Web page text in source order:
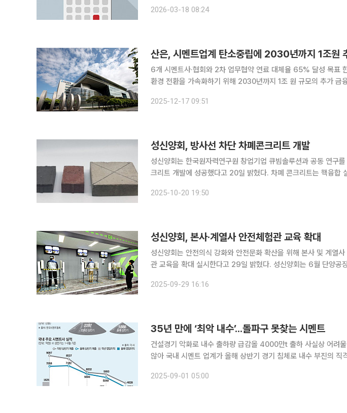
2026-03-18 08:24
산은, 시멘트업계 탄소중립에 2030년까지 1조원
6개 시멘트사·협회와 2차 업무협약 연료 대체율 65% 달성 목표 한국산업은행이 시멘트 산업의 친
환경 전환을 가속화하기 위해 2030년까지 1조 원 규모의 추가 금융 지원에 나
멘트)와 ‘제2차 시멘트 산업의 탄소중립 구현을 위한 산업·금융 협
2025-12-17 09:51
성신양회, 방사선 차단 차폐콘크리트 개발
성신양회는 한국원자력연구원 창업기업 큐빔솔루션과 공동 연구
크리트 개발에 성공했다고 20일 밝혔다. 차폐 콘크리트는 핵융합 실험실, 소형모듈원자로, 가속기,
콘크리트를 말한다. 차폐를 필요로 하는 구조물엔 필수적으로 사용
2025-10-20 19:50
성신양회, 본사·계열사 안전체험관 교육 확대
성신양회는 안전의식 강화와 안전문화 확산을 위해 본사 및 계열
관 교육을 확대 실시한다고 29일 밝혔다. 성신양회는 6월 단양공장 내에 ‘안전체험관’을 개관하고,
행해왔다. 이론교육과 함께 밀폐, 화재, 감전, 고소 작업 등 현장 중
2025-09-29 16:16
35년 만에 ‘최악 내수’...돌파구 못찾는 시멘트
건설경기 악화로 내수 출하량 급감올 4000만t 출하 사실상 어려
않아 국내 시멘트 업계가 올해 상반기 경기 침체로 내수 부진의 직격탄을 맞고 있다. 업계는 대응책
울 것으로 관측되면서 당분간 실적 반등을 기대하긴 쉽지
2025-09-01 05:00